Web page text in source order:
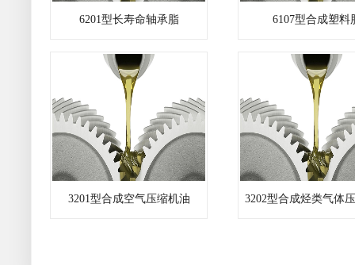
6201型长寿命轴承脂 6107型合成塑料
3201型合成空气压缩机油 3202型合成烃类气体